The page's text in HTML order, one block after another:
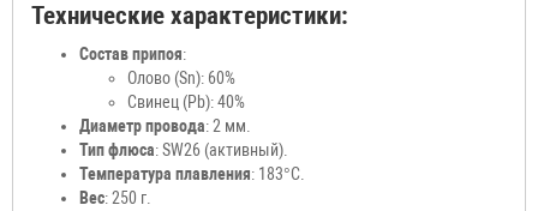
Технические характеристики:
Состав припоя:
Олово (Sn): 60%
Свинец (Pb): 40%
Диаметр провода: 2 мм.
Тип флюса: SW26 (активный).
Температура плавления: 183°C.
Вес: 250 г.